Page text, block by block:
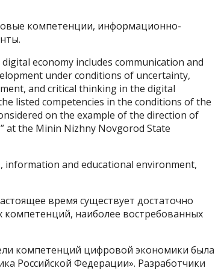
компетенции, информационно-
economy includes communication and
under conditions of uncertainty,
and critical thinking in the digital
listed competencies in the conditions of the
on the example of the direction of
at the Minin Nizhny Novgorod State
information and educational environment,
время существует достаточно
наиболее востребованных
компетенций цифровой экономики была
Российской Федерации». Разработчики